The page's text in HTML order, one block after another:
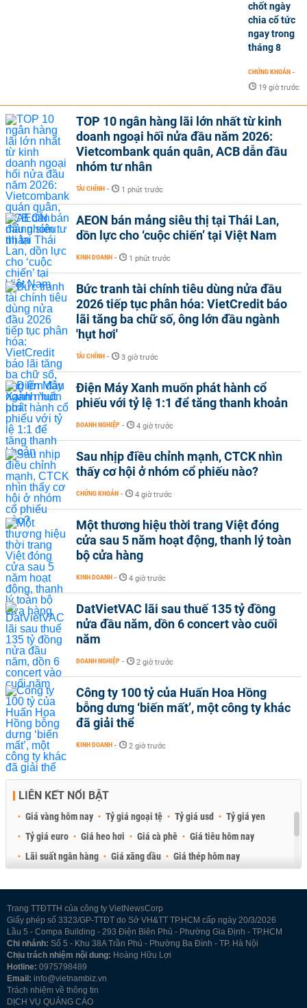
chốt ngày
chia cổ tức
ngay trong
tháng 8
CHỨNG KHOÁN -
19 giờ trước
TOP 10 ngân hàng lãi lớn nhất từ kinh
doanh ngoại hối nửa đầu năm 2026:
Vietcombank quán quân, ACB dẫn đầu
nhóm tư nhân
TÀI CHÍNH - 1 phút trước
AEON bán mảng siêu thị tại Thái Lan,
dồn lực cho ‘cuộc chiến’ tại Việt Nam
KINH DOANH - 1 phút trước
Bức tranh tài chính tiêu dùng nửa đầu
2026 tiếp tục phân hóa: VietCredit báo
lãi tăng ba chữ số, ông lớn đầu ngành
'hụt hơi'
TÀI CHÍNH - 3 giờ trước
Điện Máy Xanh muốn phát hành cổ
phiếu với tỷ lệ 1:1 để tăng thanh khoản
DOANH NGHIỆP - 4 giờ trước
Sau nhịp điều chỉnh mạnh, CTCK nhìn
thấy cơ hội ở nhóm cổ phiếu nào?
CHỨNG KHOÁN - 4 giờ trước
Một thương hiệu thời trang Việt đóng
cửa sau 5 năm hoạt động, thanh lý toàn
bộ cửa hàng
KINH DOANH - 4 giờ trước
DatVietVAC lãi sau thuế 135 tỷ đồng
nửa đầu năm, dồn 6 concert vào cuối
năm
DOANH NGHIỆP - 2 giờ trước
Công ty 100 tỷ của Huấn Hoa Hồng
bỗng dưng ‘biến mất’, một công ty khác
đã giải thể
KINH DOANH - 2 giờ trước
LIÊN KẾT NỔI BẬT
Giá vàng hôm nay Tỷ giá ngoại tệ Tỷ giá usd
Tỷ giá yen
Tỷ giá euro
Giá heo hơi Giá cà phê
Giá tiêu hôm nay
Lãi suất ngân hàng
Giá xăng dầu
Giá thép hôm nay
Trang TTĐTTH của công ty VietNewsCorp
Giấy phép số 3323/GP-TTĐT do Sở VH&TT TP.HCM cấp ngày 20/3/2026
Lầu 5 - Compa Building - 293 Điện Biên Phủ - Phường Gia Định - TP.HCM
Chi nhánh: Số 5 - Khu 38A Trần Phú - Phường Ba Đình - TP. Hà Nội
Chịu trách nhiệm nội dung: Hoàng Hữu Lợi
Hotline: 0975798489
Email: info@vietnambiz.vn
Trách nhiệm về thông tin
DỊCH VỤ QUẢNG CÁO